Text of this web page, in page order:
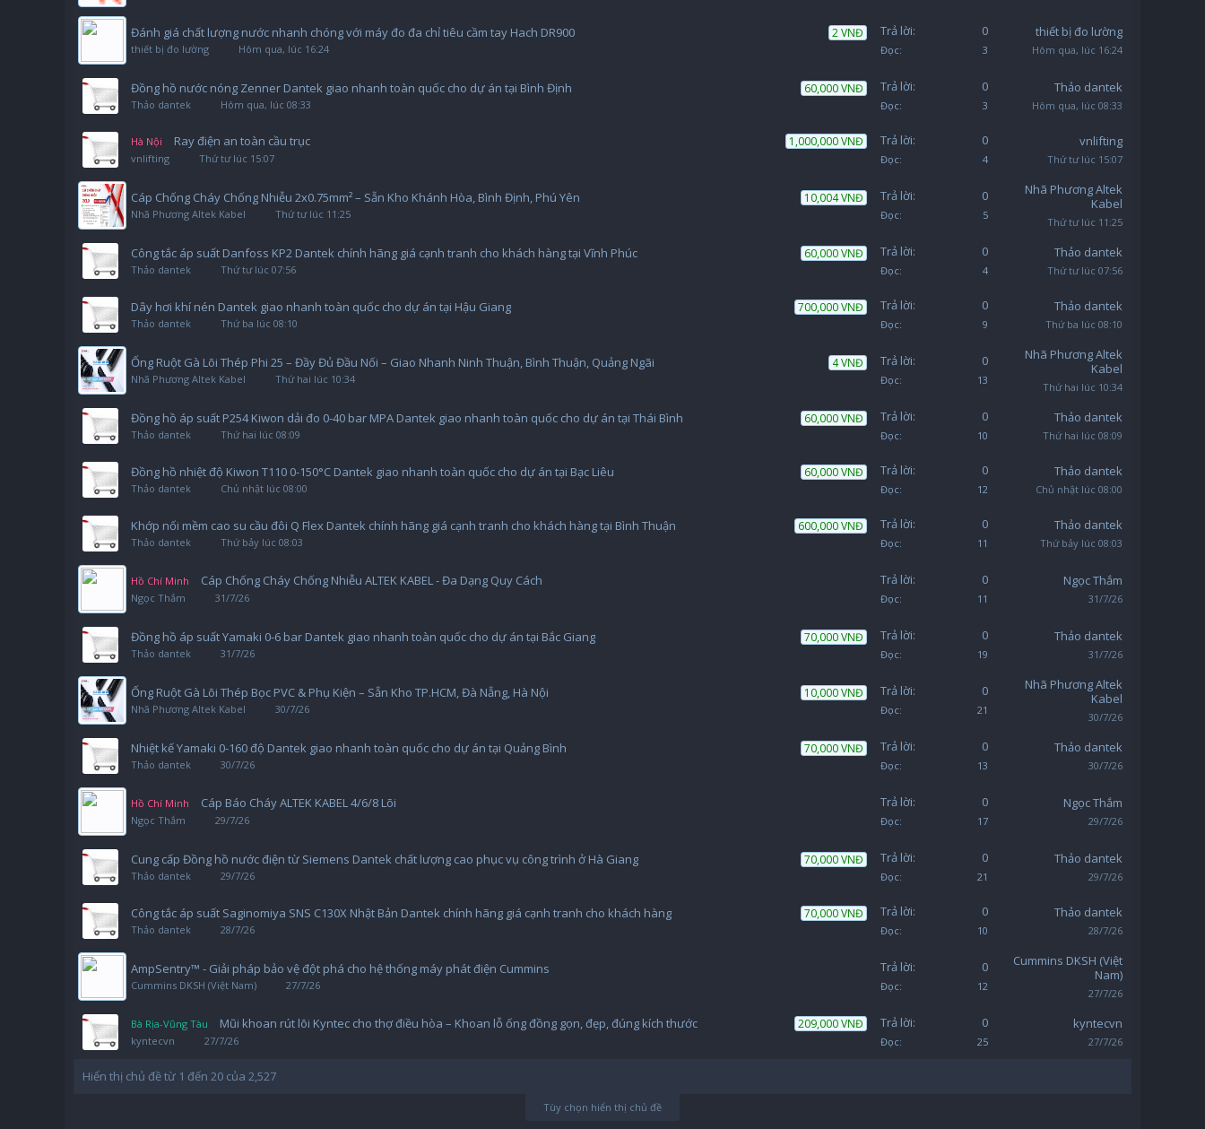
2 VNĐ
Đánh giá chất lượng nước nhanh chóng với máy đo đa chỉ tiêu cầm tay Hach DR900
thiết bị đo lường Hôm qua, lúc 16:24
Trả lời: 0
Đọc: 3
thiết bị đo lường
Hôm qua, lúc 16:24
60,000 VNĐ
Đồng hồ nước nóng Zenner Dantek giao nhanh toàn quốc cho dự án tại Bình Định
Thảo dantek Hôm qua, lúc 08:33
Trả lời: 0
Đọc: 3
Thảo dantek
Hôm qua, lúc 08:33
1,000,000 VNĐ
Hà Nội Ray điện an toàn cầu trục
vnlifting Thứ tư lúc 15:07
Trả lời: 0
Đọc: 4
vnlifting
Thứ tư lúc 15:07
10,004 VNĐ
Cáp Chống Cháy Chống Nhiễu 2x0.75mm² – Sẵn Kho Khánh Hòa, Bình Định, Phú Yên
Nhã Phương Altek Kabel Thứ tư lúc 11:25
Trả lời: 0
Đọc: 5
Nhã Phương Altek
Kabel
Thứ tư lúc 11:25
60,000 VNĐ
Công tắc áp suất Danfoss KP2 Dantek chính hãng giá cạnh tranh cho khách hàng tại Vĩnh Phúc
Thảo dantek Thứ tư lúc 07:56
Trả lời: 0
Đọc: 4
Thảo dantek
Thứ tư lúc 07:56
700,000 VNĐ
Dây hơi khí nén Dantek giao nhanh toàn quốc cho dự án tại Hậu Giang
Thảo dantek Thứ ba lúc 08:10
Trả lời: 0
Đọc: 9
Thảo dantek
Thứ ba lúc 08:10
4 VNĐ
Ống Ruột Gà Lõi Thép Phi 25 – Đầy Đủ Đầu Nối – Giao Nhanh Ninh Thuận, Bình Thuận, Quảng Ngãi
Nhã Phương Altek Kabel Thứ hai lúc 10:34
Trả lời: 0
Đọc: 13
Nhã Phương Altek
Kabel
Thứ hai lúc 10:34
60,000 VNĐ
Đồng hồ áp suất P254 Kiwon dải đo 0-40 bar MPA Dantek giao nhanh toàn quốc cho dự án tại Thái Bình
Thảo dantek Thứ hai lúc 08:09
Trả lời: 0
Đọc: 10
Thảo dantek
Thứ hai lúc 08:09
60,000 VNĐ
Đồng hồ nhiệt độ Kiwon T110 0-150°C Dantek giao nhanh toàn quốc cho dự án tại Bạc Liêu
Thảo dantek Chủ nhật lúc 08:00
Trả lời: 0
Đọc: 12
Thảo dantek
Chủ nhật lúc 08:00
600,000 VNĐ
Khớp nối mềm cao su cầu đôi Q Flex Dantek chính hãng giá cạnh tranh cho khách hàng tại Bình Thuận
Thảo dantek Thứ bảy lúc 08:03
Trả lời: 0
Đọc: 11
Thảo dantek
Thứ bảy lúc 08:03
Hồ Chí Minh Cáp Chống Cháy Chống Nhiễu ALTEK KABEL - Đa Dạng Quy Cách
Ngọc Thắm 31/7/26
Trả lời: 0
Đọc: 11
Ngọc Thắm
31/7/26
70,000 VNĐ
Đồng hồ áp suất Yamaki 0-6 bar Dantek giao nhanh toàn quốc cho dự án tại Bắc Giang
Thảo dantek 31/7/26
Trả lời: 0
Đọc: 19
Thảo dantek
31/7/26
10,000 VNĐ
Ống Ruột Gà Lõi Thép Bọc PVC & Phụ Kiện – Sẵn Kho TP.HCM, Đà Nẵng, Hà Nội
Nhã Phương Altek Kabel 30/7/26
Trả lời: 0
Đọc: 21
Nhã Phương Altek
Kabel
30/7/26
70,000 VNĐ
Nhiệt kế Yamaki 0-160 độ Dantek giao nhanh toàn quốc cho dự án tại Quảng Bình
Thảo dantek 30/7/26
Trả lời: 0
Đọc: 13
Thảo dantek
30/7/26
Hồ Chí Minh Cáp Báo Cháy ALTEK KABEL 4/6/8 Lõi
Ngọc Thắm 29/7/26
Trả lời: 0
Đọc: 17
Ngọc Thắm
29/7/26
70,000 VNĐ
Cung cấp Đồng hồ nước điện từ Siemens Dantek chất lượng cao phục vụ công trình ở Hà Giang
Thảo dantek 29/7/26
Trả lời: 0
Đọc: 21
Thảo dantek
29/7/26
70,000 VNĐ
Công tắc áp suất Saginomiya SNS C130X Nhật Bản Dantek chính hãng giá cạnh tranh cho khách hàng
Thảo dantek 28/7/26
Trả lời: 0
Đọc: 10
Thảo dantek
28/7/26
AmpSentry™ - Giải pháp bảo vệ đột phá cho hệ thống máy phát điện Cummins
Cummins DKSH (Việt Nam) 27/7/26
Trả lời: 0
Đọc: 12
Cummins DKSH (Việt
Nam)
27/7/26
209,000 VNĐ
Bà Rịa-Vũng Tàu Mũi khoan rút lõi Kyntec cho thợ điều hòa – Khoan lỗ ống đồng gọn, đẹp, đúng kích thước
kyntecvn 27/7/26
Trả lời: 0
Đọc: 25
kyntecvn
27/7/26
Hiển thị chủ đề từ 1 đến 20 của 2,527
Tùy chọn hiển thị chủ đề